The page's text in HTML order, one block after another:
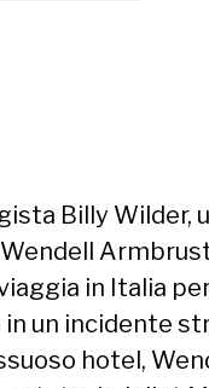
Billy Wilder,
in Italia
un incidente
hotel,